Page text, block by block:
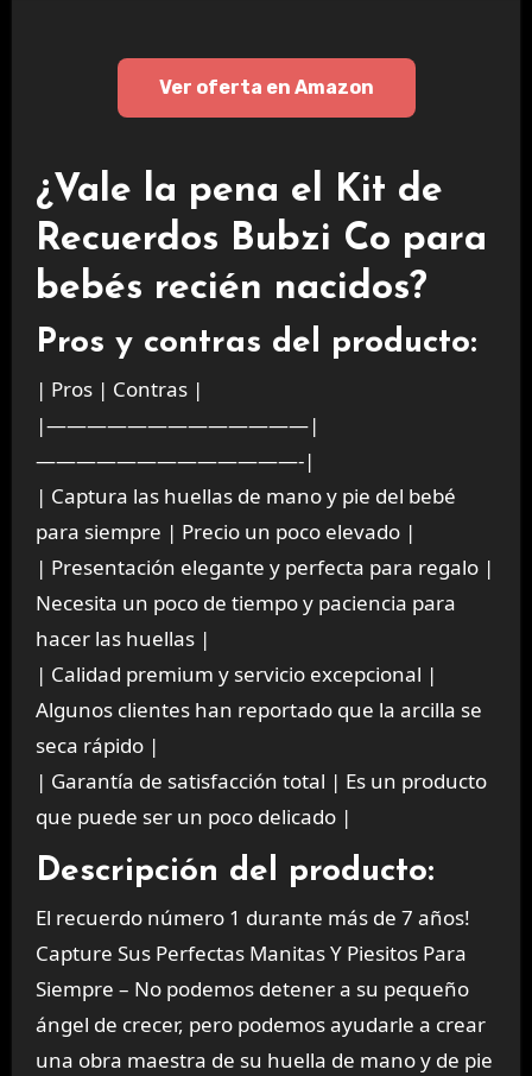
Ver oferta en Amazon
¿Vale la pena el Kit de
Recuerdos Bubzi Co para
bebés recién nacidos?
Pros y contras del producto:
| Pros | Contras |
|—————————————|
—————————————-|
| Captura las huellas de mano y pie del bebé
para siempre | Precio un poco elevado |
| Presentación elegante y perfecta para regalo |
Necesita un poco de tiempo y paciencia para
hacer las huellas |
| Calidad premium y servicio excepcional |
Algunos clientes han reportado que la arcilla se
seca rápido |
| Garantía de satisfacción total | Es un producto
que puede ser un poco delicado |
Descripción del producto:
El recuerdo número 1 durante más de 7 años!
Capture Sus Perfectas Manitas Y Piesitos Para
Siempre – No podemos detener a su pequeño
ángel de crecer, pero podemos ayudarle a crear
una obra maestra de su huella de mano y de pie